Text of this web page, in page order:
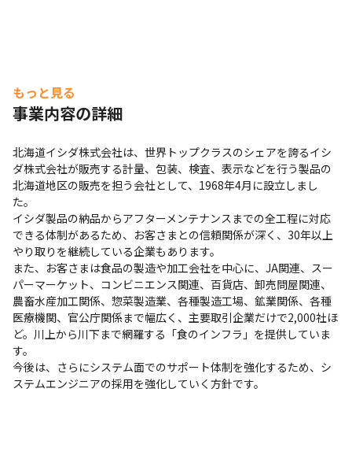
もっと見る
事業内容の詳細
北海道イシダ株式会社は、世界トップクラスのシェアを誇るイシ
ダ株式会社が販売する計量、包装、検査、表示などを行う製品の
北海道地区の販売を担う会社として、1968年4月に設立しまし
た。
イシダ製品の納品からアフターメンテナンスまでの全工程に対応
できる体制があるため、お客さまとの信頼関係が深く、30年以上
やり取りを継続している企業もあります。
また、お客さまは食品の製造や加工会社を中心に、JA関連、スー
パーマーケット、コンビニエンス関連、百貨店、卸売問屋関連、
農畜水産加工関係、惣菜製造業、各種製造工場、鉱業関係、各種
医療機関、官公庁関係まで幅広く、主要取引企業だけで2,000社ほ
ど。川上から川下まで網羅する「食のインフラ」を提供していま
す。
今後は、さらにシステム面でのサポート体制を強化するため、シ
ステムエンジニアの採用を強化していく方針です。